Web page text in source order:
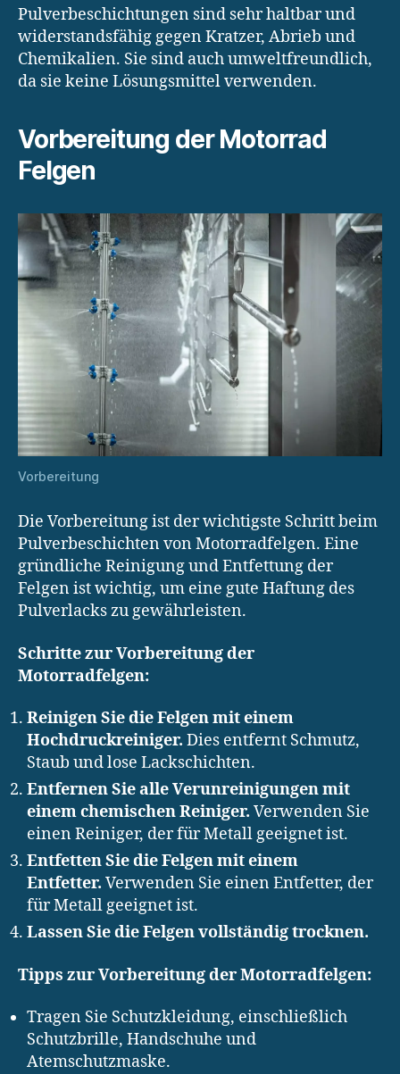
Pulverbeschichtungen sind sehr haltbar und
widerstandsfähig gegen Kratzer, Abrieb und
Chemikalien. Sie sind auch umweltfreundlich,
da sie keine Lösungsmittel verwenden.
Vorbereitung der Motorrad
Felgen
Vorbereitung
Die Vorbereitung ist der wichtigste Schritt beim
Pulverbeschichten von Motorradfelgen. Eine
gründliche Reinigung und Entfettung der
Felgen ist wichtig, um eine gute Haftung des
Pulverlacks zu gewährleisten.
Schritte zur Vorbereitung der
Motorradfelgen:
Reinigen Sie die Felgen mit einem
Hochdruckreiniger. Dies entfernt Schmutz,
Staub und lose Lackschichten.
Entfernen Sie alle Verunreinigungen mit
einem chemischen Reiniger. Verwenden Sie
einen Reiniger, der für Metall geeignet ist.
Entfetten Sie die Felgen mit einem
Entfetter. Verwenden Sie einen Entfetter, der
für Metall geeignet ist.
Lassen Sie die Felgen vollständig trocknen.
Tipps zur Vorbereitung der Motorradfelgen:
Tragen Sie Schutzkleidung, einschließlich
Schutzbrille, Handschuhe und
Atemschutzmaske.